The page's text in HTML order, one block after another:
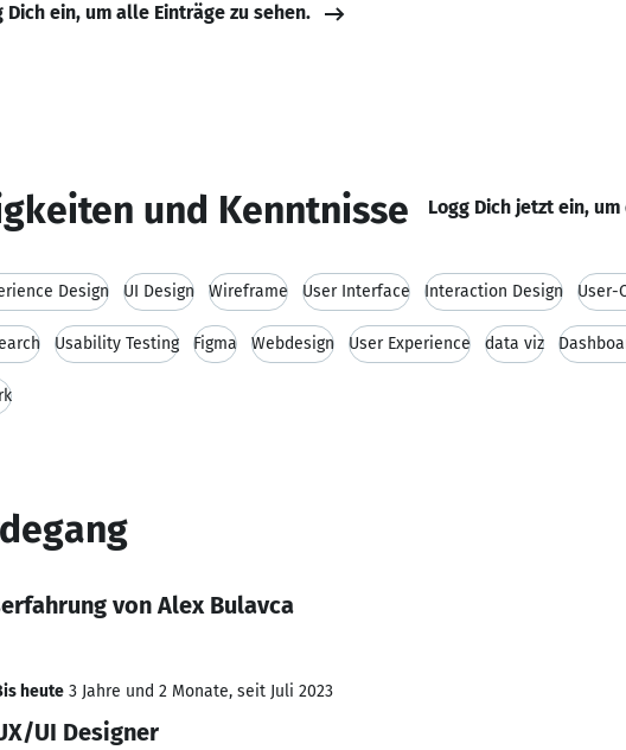
Dich ein, um alle Einträge zu sehen.
und Kenntnisse Logg Dich jetzt ein,
Design UI Design Wireframe User Interface Interaction Design User-
Usability Testing Figma Webdesign User Experience data viz
von Alex Bulavca
heute 3 Jahre und 2 Monate, seit Juli 2023
UI Designer